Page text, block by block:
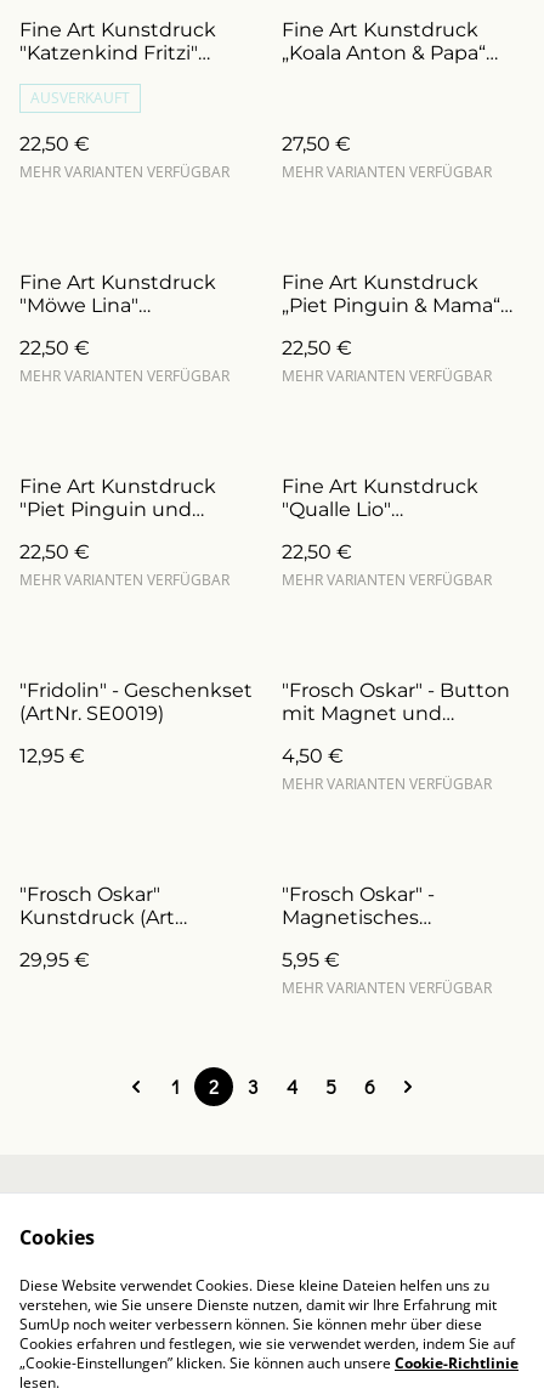
Fine Art Kunstdruck
"Katzenkind Fritzi"
DFA0005)
AUSVERKAUFT
22,50 €
MEHR VARIANTEN VERFÜGBAR
Fine Art Kunstdruck
„Koala Anton & Papa“
27,50 €
MEHR VARIANTEN VERFÜGBAR
Fine Art Kunstdruck
"Möwe Lina"
DFA0009)
22,50 €
MEHR VARIANTEN VERFÜGBAR
Fine Art Kunstdruck
„Piet Pinguin & Mama“
DFA0030)
22,50 €
MEHR VARIANTEN VERFÜGBAR
Fine Art Kunstdruck
"Piet Pinguin und
DFA0030.M)
22,50 €
MEHR VARIANTEN VERFÜGBAR
Fine Art Kunstdruck
"Qualle Lio"
DFA0020)
22,50 €
MEHR VARIANTEN VERFÜGBAR
"Fridolin" - Geschenkset
(ArtNr. SE0019)
12,95 €
"Frosch Oskar" - Button
mit Magnet und
(ArtNr.B0004/a)
4,50 €
MEHR VARIANTEN VERFÜGBAR
"Frosch Oskar"
Kunstdruck (Art
29,95 €
"Frosch Oskar" -
Magnetisches
(ArtNr.L0004)
5,95 €
MEHR VARIANTEN VERFÜGBAR
1 2 3 4 5 6
AGB / Impressum
SumUp
Cookie-Richtlinie
Cookies
Diese Website verwendet Cookies. Diese kleine Dateien helfen uns zu
verstehen, wie Sie unsere Dienste nutzen, damit wir Ihre Erfahrung mit
SumUp noch weiter verbessern können. Sie können mehr über diese
Cookies erfahren und festlegen, wie sie verwendet werden, indem Sie auf
„Cookie-Einstellungen” klicken. Sie können auch unsereCookie-Richtlinie
lesen.